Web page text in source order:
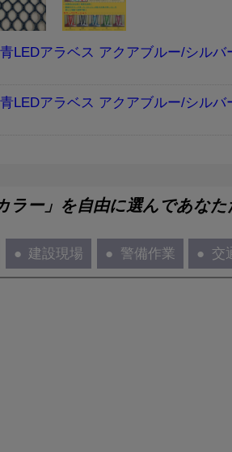
LEDアラベス アクアブルー/シル
LEDアラベス アクアブルー/シル
ラー」を自由に選んであな
建設現場 警備作業 交